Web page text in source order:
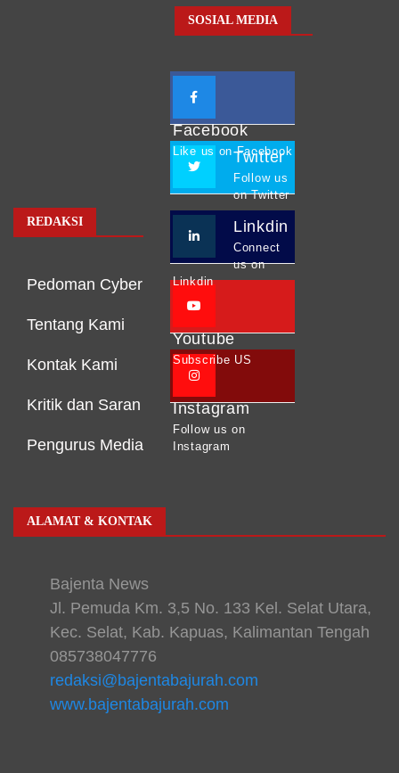
REDAKSI
Pedoman Cyber
Tentang Kami
Kontak Kami
Kritik dan Saran
Pengurus Media
SOSIAL MEDIA
Facebook
Like us on Facebook
Twitter
Follow us
on Twitter
Linkdin
Connect
us on
Linkdin
Youtube
Subscribe US
Instagram
Follow us on
Instagram
ALAMAT & KONTAK
Bajenta News
Jl. Pemuda Km. 3,5 No. 133 Kel. Selat Utara,
Kec. Selat, Kab. Kapuas, Kalimantan Tengah
085738047776
redaksi@bajentabajurah.com
www.bajentabajurah.com